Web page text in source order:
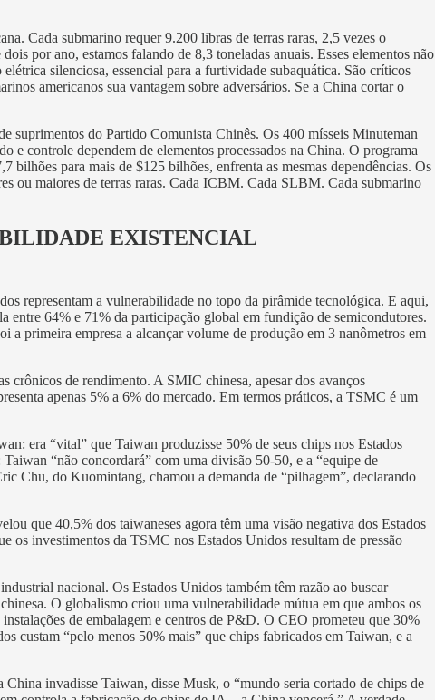
Cada submarino requer 9.200 libras de terras raras, 2,5 vezes o
por ano, estamos falando de 8,3 toneladas anuais. Esses elementos não
silenciosa, essencial para a furtividade subaquática. São críticos
americanos sua vantagem sobre adversários. Se a China cortar o
suprimentos do Partido Comunista Chinês. Os 400 mísseis Minuteman
e controle dependem de elementos processados na China. O programa
para mais de $125 bilhões, enfrenta as mesmas dependências. Os
ou maiores de terras raras. Cada ICBM. Cada SLBM. Cada submarino
EXISTENCIAL
representam a vulnerabilidade no topo da pirâmide tecnológica. E aqui,
64% e 71% da participação global em fundição de semicondutores.
primeira empresa a alcançar volume de produção em 3 nanômetros em
crônicos de rendimento. A SMIC chinesa, apesar dos avanços
apenas 5% a 6% do mercado. Em termos práticos, a TSMC é um
era “vital” que Taiwan produzisse 50% de seus chips nos Estados
“não concordará” com uma divisão 50-50, e a “equipe de
Chu, do Kuomintang, chamou a demanda de “pilhagem”, declarando
que 40,5% dos taiwaneses agora têm uma visão negativa dos Estados
os investimentos da TSMC nos Estados Unidos resultam de pressão
nacional. Os Estados Unidos também têm razão ao buscar
O globalismo criou uma vulnerabilidade mútua em que ambos os
de embalagem e centros de P&D. O CEO prometeu que 30%
custam “pelo menos 50% mais” que chips fabricados em Taiwan, e a
invadisse Taiwan, disse Musk, o “mundo seria cortado de chips de